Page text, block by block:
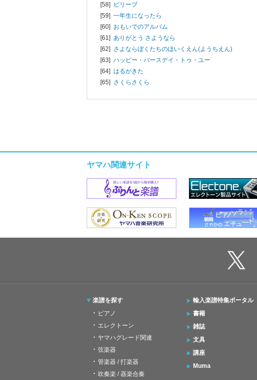
[58] ビリーブ
[59] 一年生になったら
[60] おもいでのアルバム
[61] ありがとう さようなら
[62] さよならぼくたちのほいくえん(ようちえん)
[63] ハッピー・バースデイ・トゥ・ユー
[64] はるがきた
[65] さくらさくら
ヤマハ関連サイト
楽譜を探す
ピアノ
エレクトーン
ヤマハグレード関連
弦楽器
管楽器 / 打楽器
吹奏楽 / 器楽合奏
輸入楽譜特集ポータル
書籍
雑誌
文具
講座
Muma